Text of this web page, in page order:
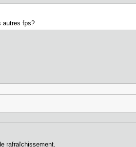
autres fps?
rafraîchissement.